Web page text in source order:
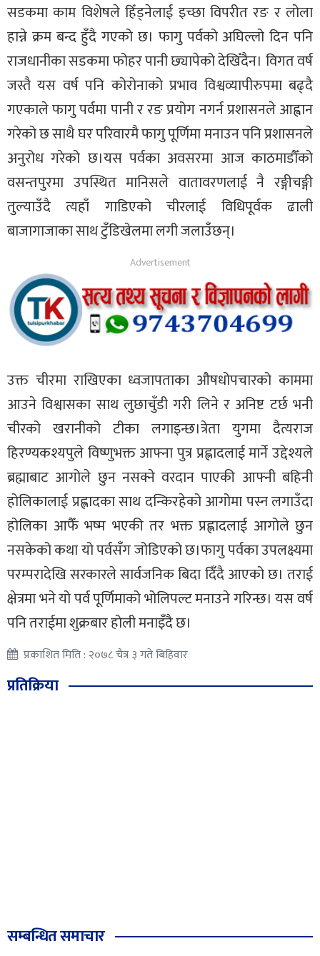
सडकमा काम विशेषले हिँड्नेलाई इच्छा विपरीत रङ र लोला
हान्ने क्रम बन्द हुँदै गएको छ। फागु पर्वको अघिल्लो दिन पनि
राजधानीका सडकमा फोहर पानी छ्यापेको देखिँदैन। विगत वर्ष
जस्तै यस वर्ष पनि कोरोनाको प्रभाव विश्वव्यापीरुपमा बढ्दै
गएकाले फागु पर्वमा पानी र रङ प्रयोग नगर्न प्रशासनले आह्वान
गरेको छ साथै घर परिवारमै फागु पूर्णिमा मनाउन पनि प्रशासनले
अनुरोध गरेको छ।यस पर्वका अवसरमा आज काठमाडौँको
वसन्तपुरमा उपस्थित मानिसले वातावरणलाई नै रङ्गीचङ्गी
तुल्याउँदै त्यहाँ गाडिएको चीरलाई विधिपूर्वक ढाली
बाजागाजाका साथ टुँडिखेलमा लगी जलाउँछन्।
उक्त चीरमा राखिएका ध्वजापताका औषधोपचारको काममा
आउने विश्वासका साथ लुछाचुँडी गरी लिने र अनिष्ट टर्छ भनी
चीरको खरानीको टीका लगाइन्छ।त्रेता युगमा दैत्यराज
हिरण्यकश्यपुले विष्णुभक्त आफ्ना पुत्र प्रह्लादलाई मार्ने उद्देश्यले
ब्रह्माबाट आगोले छुन नसक्ने वरदान पाएकी आफ्नी बहिनी
होलिकालाई प्रह्लादका साथ दन्किरहेको आगोमा पस्न लगाउँदा
होलिका आफैँ भष्म भएकी तर भक्त प्रह्लादलाई आगोले छुन
नसकेको कथा यो पर्वसँग जोडिएको छ।फागु पर्वका उपलक्ष्यमा
परम्परादेखि सरकारले सार्वजनिक बिदा दिंँदै आएको छ। तराई
क्षेत्रमा भने यो पर्व पूर्णिमाको भोलिपल्ट मनाउने गरिन्छ। यस वर्ष
पनि तराईमा शुक्रबार होली मनाइँदै छ।
प्रकाशित मिति : २०७८ चैत्र ३ गते बिहिवार
प्रतिक्रिया
सम्बन्धित समाचार